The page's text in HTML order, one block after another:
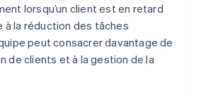
lorsqu’un client est en retard
à la réduction des tâches
peut consacrer davantage de
de clients et à la gestion de la